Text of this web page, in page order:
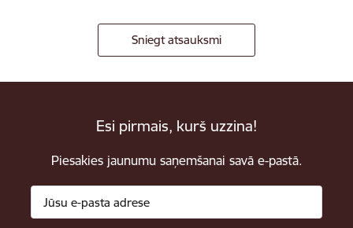
Sniegt atsauksmi
Esi pirmais, kurš uzzina!
Piesakies jaunumu saņemšanai savā e-pastā.